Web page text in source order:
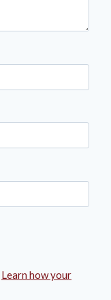
Learn how your